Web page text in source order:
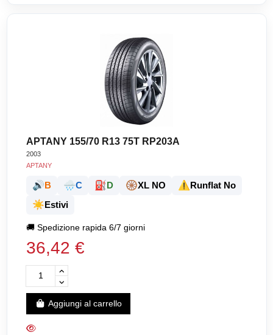
APTANY 155/70 R13 75T RP203A
2003
APTANY
🔊B 🌧️C ⛽D 🛞XL NO ⚠️Runflat No
☀️Estivi
🚚Spedizione rapida 6/7 giorni
36,42 €
Aggiungi al carrello